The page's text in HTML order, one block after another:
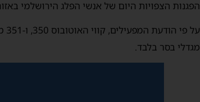
הפגנות הצפויות היום של אנשי הפלג הירושלמי באזור
מגדלי בסר בלבד.